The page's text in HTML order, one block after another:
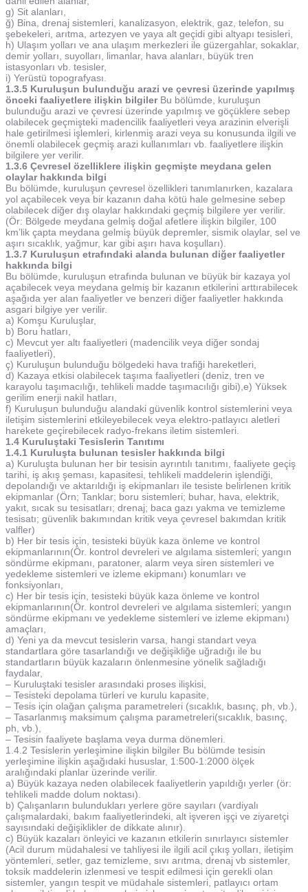
g) Sit alanları,
ğ) Bina, drenaj sistemleri, kanalizasyon, elektrik, gaz, telefon, su
şebekeleri, arıtma, artezyen ve yaya alt geçidi gibi altyapı tesisleri,
h) Ulaşım yolları ve ana ulaşım merkezleri ile güzergahlar, sokaklar,
demir yolları, suyolları, limanlar, hava alanları, büyük tren
istasyonları vb. tesisler,
i) Yerüstü topografyası.
1.3.5 Kuruluşun bulunduğu arazi ve çevresi üzerinde yapılmış
önceki faaliyetlere ilişkin bilgiler Bu bölümde, kuruluşun
bulunduğu arazi ve çevresi üzerinde yapılmış ve göçüklere sebep
olabilecek geçmişteki madencilik faaliyetleri veya arazinin elverişli
hale getirilmesi işlemleri, kirlenmiş arazi veya su konusunda ilgili ve
önemli olabilecek geçmiş arazi kullanımları vb. faaliyetlere ilişkin
bilgilere yer verilir.
1.3.6 Çevresel özelliklere ilişkin geçmişte meydana gelen
olaylar hakkında bilgi
Bu bölümde, kuruluşun çevresel özellikleri tanımlanırken, kazalara
yol açabilecek veya bir kazanın daha kötü hale gelmesine sebep
olabilecek diğer dış olaylar hakkındaki geçmiş bilgilere yer verilir.
(Ör: Bölgede meydana gelmiş doğal afetlere ilişkin bilgiler, 100
km’lik çapta meydana gelmiş büyük depremler, sismik olaylar, sel ve
aşırı sıcaklık, yağmur, kar gibi aşırı hava koşulları).
1.3.7 Kuruluşun etrafındaki alanda bulunan diğer faaliyetler
hakkında bilgi
Bu bölümde, kuruluşun etrafında bulunan ve büyük bir kazaya yol
açabilecek veya meydana gelmiş bir kazanın etkilerini arttırabilecek
aşağıda yer alan faaliyetler ve benzeri diğer faaliyetler hakkında
asgari bilgiye yer verilir.
a) Komşu Kuruluşlar,
b) Boru hatları,
c) Mevcut yer altı faaliyetleri (madencilik veya diğer sondaj
faaliyetleri),
ç) Kuruluşun bulunduğu bölgedeki hava trafiği hareketleri,
d) Kazaya etkisi olabilecek taşıma faaliyetleri (deniz, tren ve
karayolu taşımacılığı, tehlikeli madde taşımacılığı gibi),e) Yüksek
gerilim enerji nakil hatları,
f) Kuruluşun bulunduğu alandaki güvenlik kontrol sistemlerini veya
iletişim sistemlerini etkileyebilecek veya elektro-patlayıcı aletleri
harekete geçirebilecek radyo-frekans iletim sistemleri.
1.4 Kuruluştaki Tesislerin Tanıtımı
1.4.1 Kuruluşta bulunan tesisler hakkında bilgi
a) Kuruluşta bulunan her bir tesisin ayrıntılı tanıtımı, faaliyete geçiş
tarihi, iş akış şeması, kapasitesi, tehlikeli maddelerin işlendiği,
depolandığı ve aktarıldığı iş ekipmanları ile tesiste belirlenen kritik
ekipmanlar (Örn; Tanklar; boru sistemleri; buhar, hava, elektrik,
yakıt, sıcak su tesisatları; drenaj; baca gazı yakma ve temizleme
tesisatı; güvenlik bakımından kritik veya çevresel bakımdan kritik
valfler)
b) Her bir tesis için, tesisteki büyük kaza önleme ve kontrol
ekipmanlarının(Ör. kontrol devreleri ve algılama sistemleri; yangın
söndürme ekipmanı, paratoner, alarm veya siren sistemleri ve
yedekleme sistemleri ve izleme ekipmanı) konumları ve
fonksiyonları,
c) Her bir tesis için, tesisteki büyük kaza önleme ve kontrol
ekipmanlarının(Ör. kontrol devreleri ve algılama sistemleri; yangın
söndürme ekipmanı ve yedekleme sistemleri ve izleme ekipmanı)
amaçları,
d) Yeni ya da mevcut tesislerin varsa, hangi standart veya
standartlara göre tasarlandığı ve değişikliğe uğradığı ile bu
standartların büyük kazaların önlenmesine yönelik sağladığı
faydalar,
– Kuruluştaki tesisler arasındaki proses ilişkisi,
– Tesisteki depolama türleri ve kurulu kapasite,
– Tesis için olağan çalışma parametreleri (sıcaklık, basınç, ph, vb.),
– Tasarlanmış maksimum çalışma parametreleri(sıcaklık, basınç,
ph, vb.),
– Tesisin faaliyete başlama veya durma dönemleri.
1.4.2 Tesislerin yerleşimine ilişkin bilgiler Bu bölümde tesisin
yerleşimine ilişkin aşağıdaki hususlar, 1:500-1:2000 ölçek
aralığındaki planlar üzerinde verilir.
a) Büyük kazaya neden olabilecek faaliyetlerin yapıldığı yerler (ör:
tehlikeli madde dolum noktası).
b) Çalışanların bulundukları yerlere göre sayıları (vardiyalı
çalışmalardaki, bakım faaliyetlerindeki, alt işveren işçi ve ziyaretçi
sayısındaki değişiklikler de dikkate alınır).
c) Büyük kazaları önleyici ve kazanın etkilerin sınırlayıcı sistemler
(Acil durum müdahalesi ve tahliyesi ile ilgili acil çıkış yolları, iletişim
yöntemleri, setler, gaz temizleme, sıvı arıtma, drenaj vb sistemler,
toksik maddelerin izlenmesi ve tespit edilmesi için gerekli olan
sistemler, yangın tespit ve müdahale sistemleri, patlayıcı ortam